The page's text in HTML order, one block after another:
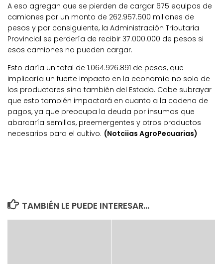
A eso agregan que se pierden de cargar 675 equipos de
camiones por un monto de 262.957.500 millones de
pesos y por consiguiente, la Administración Tributaria
Provincial se perdería de recibir 37.000.000 de pesos si
esos camiones no pueden cargar.
Esto daría un total de 1.064.926.891 de pesos, que
implicaría un fuerte impacto en la economía no solo de
los productores sino también del Estado. Cabe subrayar
que esto también impactará en cuanto a la cadena de
pagos, ya que preocupa la deuda por insumos que
abarcaría semillas, preemergentes y otros productos
necesarios para el cultivo. (Notciias AgroPecuarias)
TAMBIÉN LE PUEDE INTERESAR...